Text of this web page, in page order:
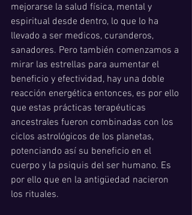
mejorarse la salud física, mental y
espiritual desde dentro, lo que lo ha
llevado a ser medicos, curanderos,
sanadores. Pero también comenzamos a
mirar las estrellas para aumentar el
beneficio y efectividad, hay una doble
reacción energética entonces, es por ello
que estas prácticas terapéuticas
ancestrales fueron combinadas con los
ciclos astrológicos de los planetas,
potenciando así su beneficio en el
cuerpo y la psiquis del ser humano. Es
por ello que en la antigüedad nacieron
los rituales.